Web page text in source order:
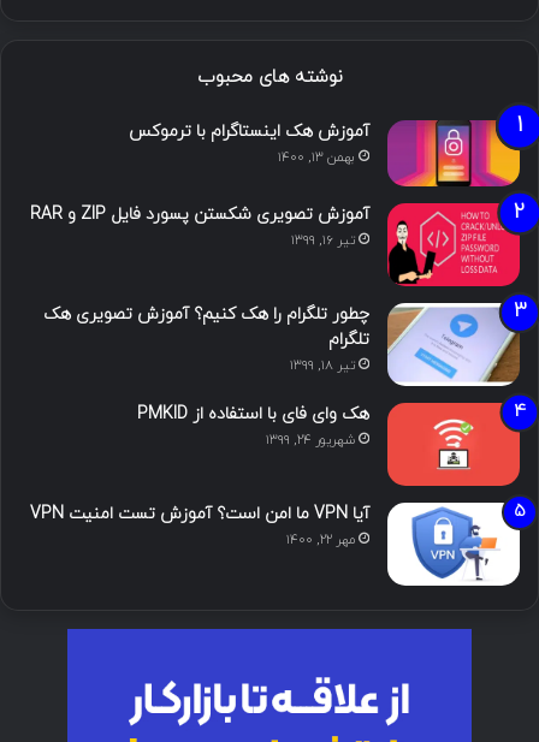
نوشته های محبوب
آموزش هک اینستاگرام با ترموکس
بهمن ۱۳, ۱۴۰۰
آموزش تصویری شکستن پسورد فایل ZIP و RAR
تیر ۱۶, ۱۳۹۹
چطور تلگرام را هک کنیم؟ آموزش تصویری هک
تلگرام
تیر ۱۸, ۱۳۹۹
هک وای فای با استفاده از PMKID
شهریور ۲۴, ۱۳۹۹
آیا VPN ما امن است؟ آموزش تست امنیت VPN
مهر ۲۲, ۱۴۰۰